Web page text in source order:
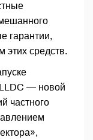
гарантии,
этих средств.
LLDC — новой
частного